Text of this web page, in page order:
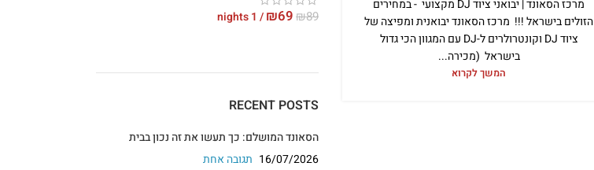
מרכז הסאונד | יבואני ציוד DJ מקצועי - במחירים
הזולים בישראל !!! מרכז הסאונד יבואנית ומפיצה של
ציוד DJ וקונטרולרים ל-DJ עם המגוון הכי גדול
בישראל (מכירה...
המשך לקרוא
₪89
₪69
/ 1 nights
RECENT POSTS
הסאונד המושלם: כך תעשו את זה נכון בבית
16/07/2026 תגובה אחת